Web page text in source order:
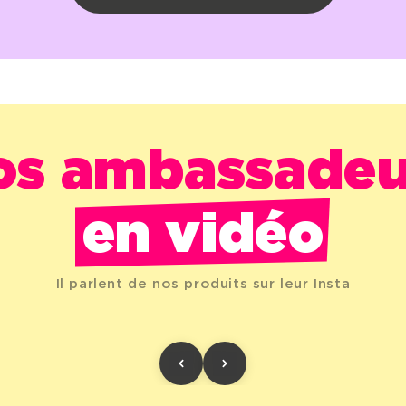
en vidéo
Il parlent de nos produits sur leur Insta